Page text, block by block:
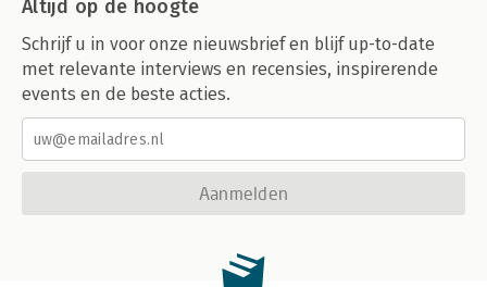
Altijd op de hoogte
Schrijf u in voor onze nieuwsbrief en blijf up-to-date
met relevante interviews en recensies, inspirerende
events en de beste acties.
Aanmelden